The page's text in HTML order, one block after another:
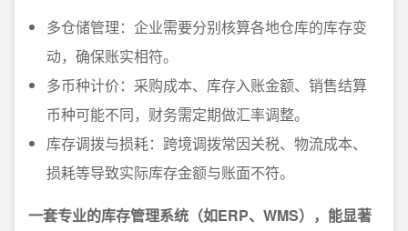
多仓储管理：企业需要分别核算各地仓库的库存变
动，确保账实相符。
多币种计价：采购成本、库存入账金额、销售结算
币种可能不同，财务需定期做汇率调整。
库存调拨与损耗：跨境调拨常因关税、物流成本、
损耗等导致实际库存金额与账面不符。
一套专业的库存管理系统（如ERP、WMS），能显著